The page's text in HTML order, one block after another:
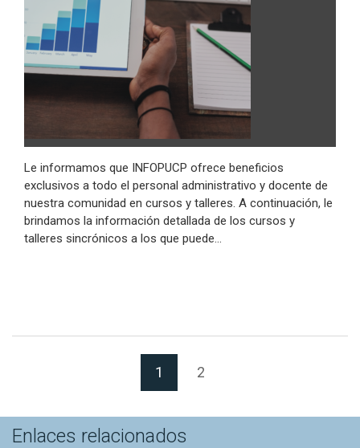
Le informamos que INFOPUCP ofrece beneficios
exclusivos a todo el personal administrativo y docente de
nuestra comunidad en cursos y talleres. A continuación, le
brindamos la información detallada de los cursos y
talleres sincrónicos a los que puede…
1 (Página actual)
2
Enlaces relacionados